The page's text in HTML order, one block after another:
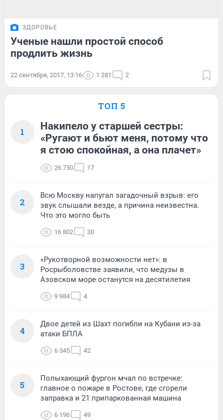
ЗДОРОВЬЕ
Ученые нашли простой способ
продлить жизнь
22 сентября, 2017, 13:16 1 281 2
ТОП 5
1
Накипело у старшей сестры:
«Ругают и бьют меня, потому что
я стою спокойная, а она плачет»
26 750 17
2
Всю Москву напугал загадочный взрыв: его
звук слышали везде, а причина неизвестна.
Что это могло быть
16 802 30
3
«Рукотворной возможности нет»: в
Росрыболовстве заявили, что медузы в
Азовском море останутся на десятилетия
9 984 4
4
Двое детей из Шахт погибли на Кубани из-за
атаки БПЛА
6 345 42
5
Полыхающий фургон мчал по встречке:
главное о пожаре в Ростове, где сгорели
заправка и 21 припаркованная машина
6 196 49